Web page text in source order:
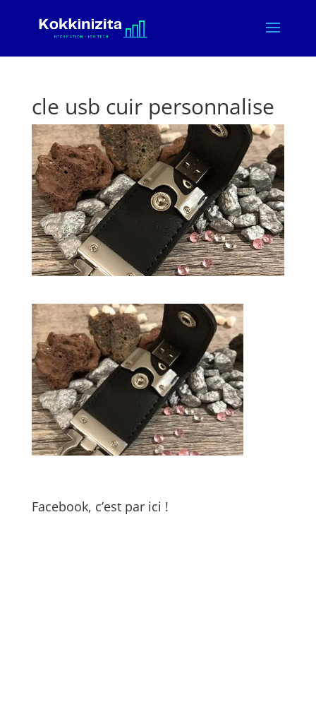
cle usb cuir personnalise
Facebook, c’est par ici !